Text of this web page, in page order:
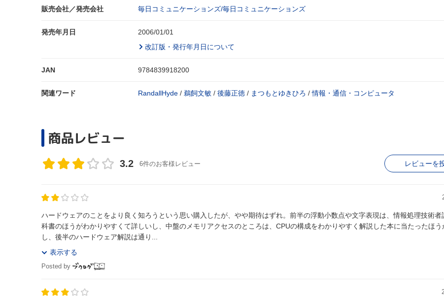
販売会社／発売会社 毎日コミュニケーションズ/毎日コミュニケーションズ
発売年月日
2006/01/01
改訂版・発行年月日について
JAN 9784839918200
関連ワード RandallHyde / 鵜飼文敏 / 後藤正徳 / まつもとゆきひろ /情報・通信・コンピュータ
商品レビュー
3.2 6件のお客様レビュー レビューを
ハードウェアのことをより良く知ろうという思い購入したが、やや期待はずれ。前半の浮動小数点や文字表現は、情報処理技術者
科書のほうがわかりやすくて詳しいし、中盤のメモリアクセスのところは、CPUの構成をわかりやすく解説した本に当たったほう
し、後半のハードウェア解説は通り...
表示する
Posted by